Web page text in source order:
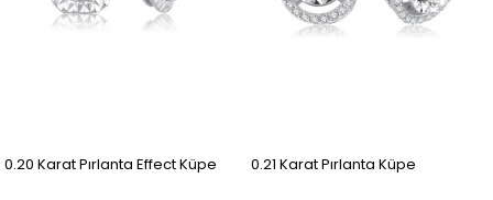
0.20 Karat Pırlanta Effect Küpe 0.21 Karat Pırlanta Küpe